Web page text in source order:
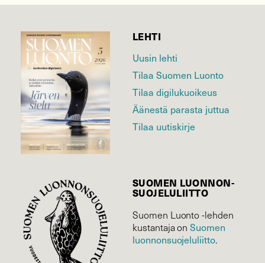
LEHTI
Uusin lehti
Tilaa Suomen Luonto
Tilaa digilukuoikeus
Äänestä parasta juttua
Tilaa uutiskirje
SUOMEN LUONNON­
SUOJELU­LIITTO
Suomen Luonto -lehden
kustantaja onSuomen
luonnonsuojelu­liitto.